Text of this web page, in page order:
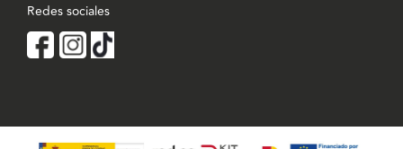
Redes sociales